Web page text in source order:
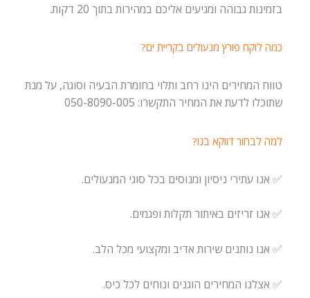
בזמינות גבוהה ומגיעים אליכם במהירות בתוך 20 דקות.
כמה לוקח פורץ מנעולים בקריית ים?
טווח המחירים הינו רחב ותלוי בחומרת הבעיה וסוגה, על מנת
שתוכלו לדעת את המחיר התקשרו: 050-8090-005
למה לבחור דווקא בנו?
✅ אנו עתירי ניסיון ומנוסים בכל סוגי המנעולים.
✅ אנו זריזים באיתור תקלות ופגמים.
✅ אנו נותנים שירות אדיב ומקצועי מכל הלב.
✅ אצלנו המחירים הוגנים ונוחים לכל כיס.